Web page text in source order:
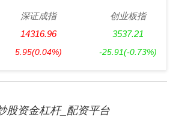
深证成指
14316.96
5.95(0.04%)
创业板指
3537.21
-25.91(-0.73%)
股资金杠杆_配资平台